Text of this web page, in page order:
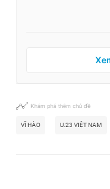
Khám phá thêm chủ đề
VĨ HÀO U.23 VIỆT NAM